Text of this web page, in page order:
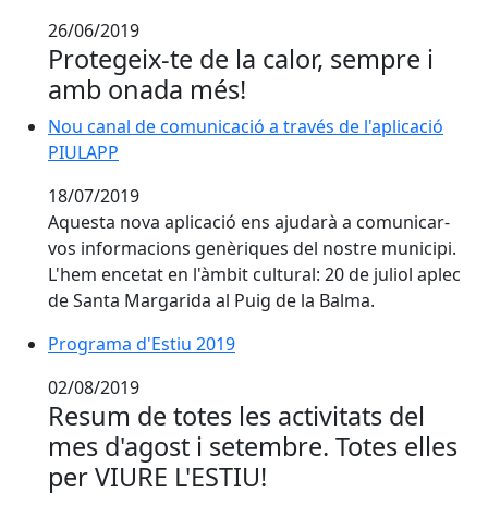
26/06/2019
Protegeix-te de la calor, sempre i
amb onada més!
Nou canal de comunicació a través de l'aplicació
Nou canal de comunicació a través de l'aplicació
PIULAPP
18/07/2019
Aquesta nova aplicació ens ajudarà a comunicar-
vos informacions genèriques del nostre municipi.
L'hem encetat en l'àmbit cultural: 20 de juliol aplec
de Santa Margarida al Puig de la Balma.
Programa d'Estiu 2019
Programa d'Estiu 2019
02/08/2019
Resum de totes les activitats del
mes d'agost i setembre. Totes elles
per VIURE L'ESTIU!